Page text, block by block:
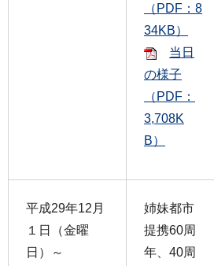
（PDF：8
34KB）
当日
の様子
（PDF：
3,708K
B）
平成29年12月
１日（金曜
日）～
姉妹都市
提携60周
年、40周